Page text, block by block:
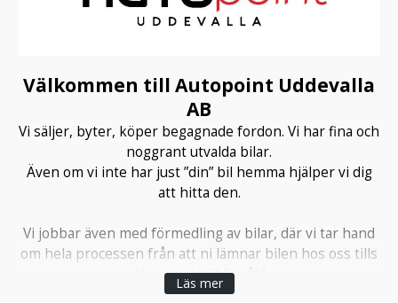
Välkommen till Autopoint Uddevalla
AB
Vi säljer, byter, köper begagnade fordon. Vi har fina och
noggrant utvalda bilar.
Även om vi inte har just ”din” bil hemma hjälper vi dig
att hitta den.
Vi jobbar även med förmedling av bilar, där vi tar hand
om hela processen från att ni lämnar bilen hos oss tills
dess att den blir såld.
Läs mer